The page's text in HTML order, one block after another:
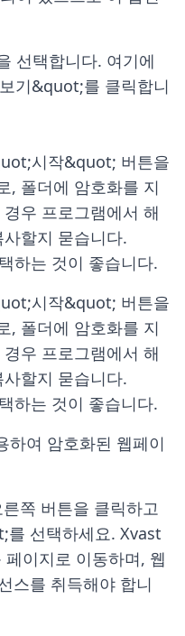
선택합니다. 여기에
기&quot;를 클릭합니
시작&quot; 버튼을
, 폴더에 암호화를 지
우 프로그램에서 해
할지 묻습니다.
하는 것이 좋습니다.
시작&quot; 버튼을
, 폴더에 암호화를 지
우 프로그램에서 해
할지 묻습니다.
하는 것이 좋습니다.
하여 암호화된 웹페이
쪽 버튼을 클릭하고
선택하세요. Xvast
이지로 이동하며, 웹
스를 취득해야 합니